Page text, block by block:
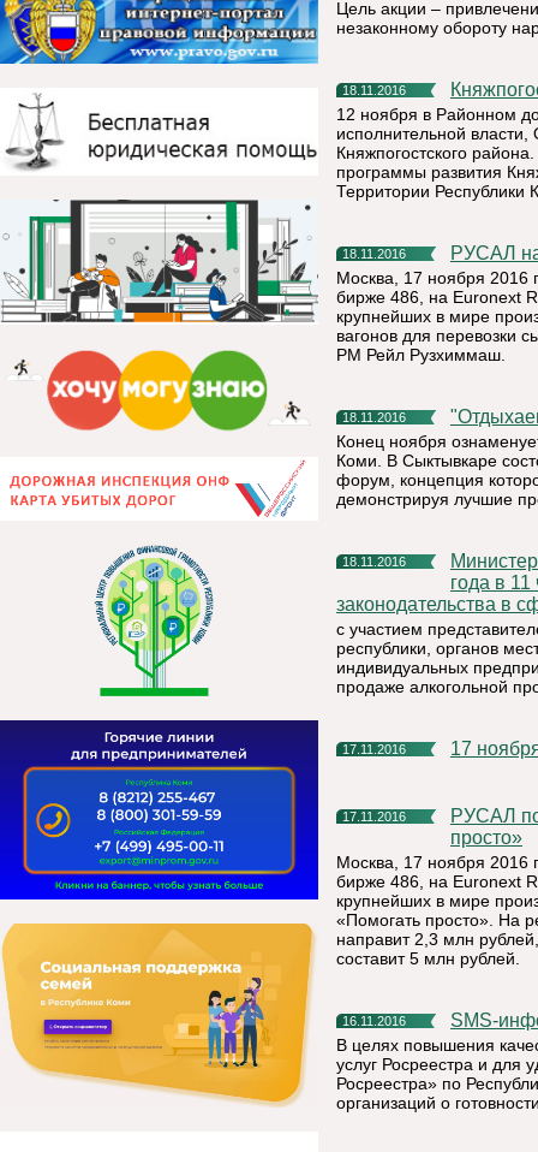
Цель акции –
незаконному обороту
18.11.2016
12 ноября в Районном
исполнительной
Княжпогостского
программы развития
Территории Республики
18.11.2016 РУСАЛ
Москва, 17 ноября 2016
бирже 486, на Euronext
крупнейших в мире
вагонов для перевозки
РМ Рейл Рузхиммаш.
18.11.2016
Конец ноября
Коми. В Сыктывкаре
форум, концепция
демонстрируя лучшие
18.11.2016
Министерство экономики Республики Коми 29 ноября 2016
года в
законодательства в
с участием
республики, органов
индивидуальных
продаже алкогольной
17.11.2016 17
17.11.2016
РУСАЛ подвел итоги грантового конкурса «Помогать
просто»
Москва, 17 ноября 2016
бирже 486, на Euronext
крупнейших в мире
«Помогать просто». На
направит 2,3 млн
составит 5 млн рублей.
16.11.2016 SMS-
В целях повышения
услуг Росреестра и для
Росреестра» по
организаций о